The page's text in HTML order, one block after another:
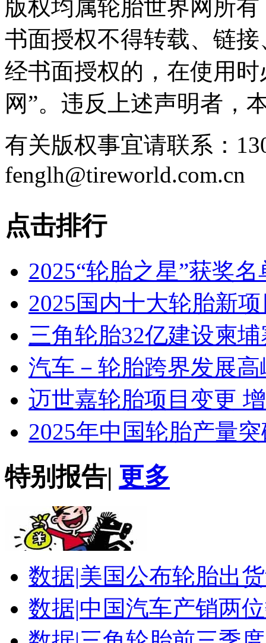
版权均属轮胎世界网所
书面授权不得转载、链
经书面授权的，在使用
网”。违反上述声明者，
有关版权事宜请联系：
fenglh@tireworld.com.cn
点击排行
2025“轮胎之星”获奖
2025国内十大轮胎新
三角轮胎32亿建设柬
汽车－轮胎跨界发展
迈世嘉轮胎项目变更
2025年中国轮胎产量
特别报告| 更多
数据|美国公布轮胎出
数据|中国汽车产销两